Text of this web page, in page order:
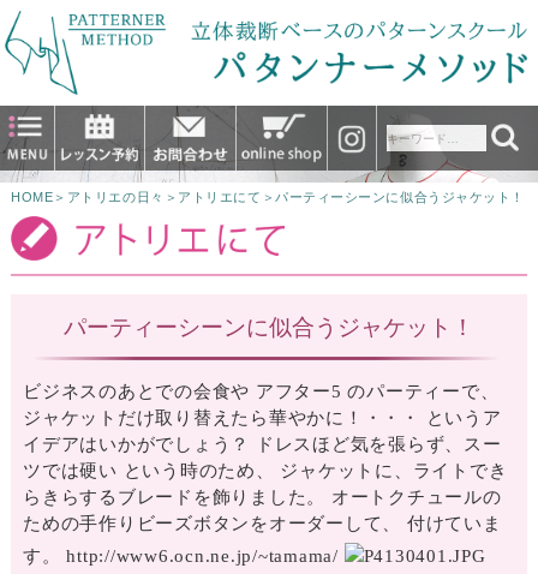
HOME ＞ アトリエの日々 ＞ アトリエにて ＞ パーティーシーンに似合うジャケット！
パーティーシーンに似合うジャケット！
ビジネスのあとでの会食や アフター5 のパーティーで、
ジャケットだけ取り替えたら華やかに！・・・ というア
イデアはいかがでしょう？ ドレスほど気を張らず、スー
ツでは硬い という時のため、 ジャケットに、ライトでき
らきらするブレードを飾りました。 オートクチュールの
ための手作りビーズボタンをオーダーして、 付けていま
す。 http://www6.ocn.ne.jp/~tamama/